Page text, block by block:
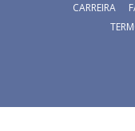
CARREIRA